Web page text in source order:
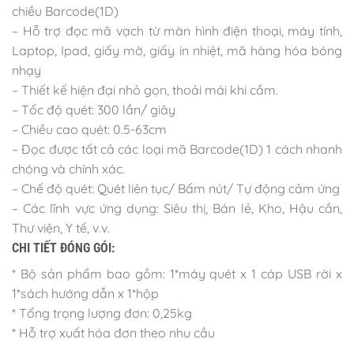
chiều Barcode(1D)
– Hỗ trợ đọc mã vạch từ màn hình điện thoại, máy tính,
Laptop, Ipad, giấy mờ, giấy in nhiệt, mã hàng hóa bóng
nhạy
– Thiết kế hiện đại nhỏ gọn, thoải mái khi cầm.
– Tốc độ quét: 300 lần/ giây
– Chiều cao quét: 0.5-63cm
– Đọc được tất cả các loại mã Barcode(1D) 1 cách nhanh
chóng và chính xác.
– Chế độ quét: Quét liên tục/ Bấm nút/ Tự động cảm ứng
– Các lĩnh vực ứng dụng: Siêu thị, Bán lẻ, Kho, Hậu cần,
Thư viện, Y tế, v.v.
CHI TIẾT ĐÓNG GÓI:
* Bộ sản phẩm bao gồm: 1*máy quét x 1 cáp USB rời x
1*sách hướng dẫn x 1*hộp
* Tổng trọng lượng đơn: 0,25kg
* Hỗ trợ xuất hóa đơn theo nhu cầu